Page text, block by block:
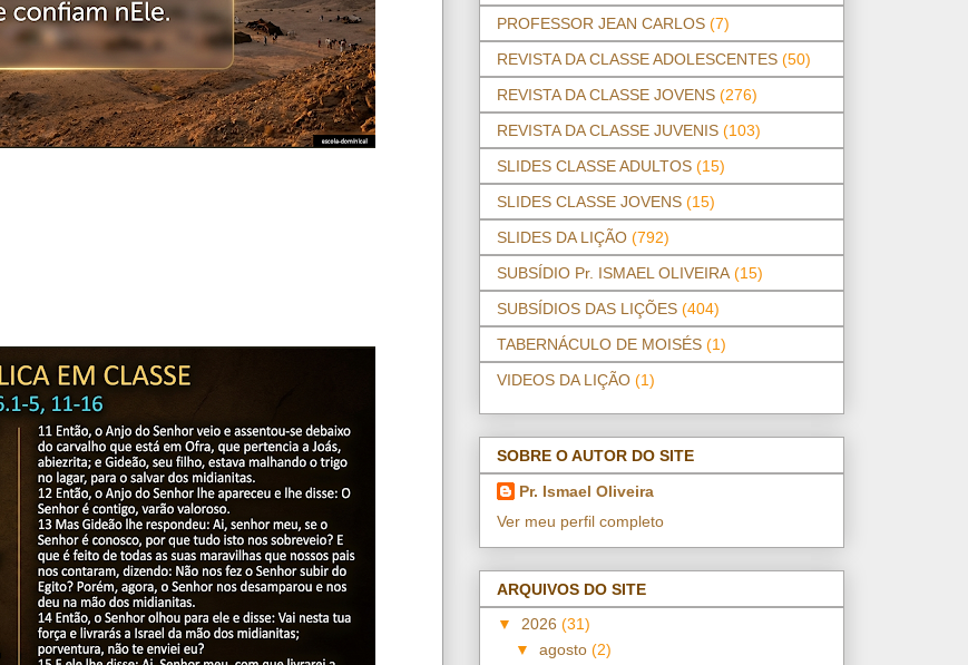
PROFESSOR JEAN CARLOS (7)
REVISTA DA CLASSE ADOLESCENTES (50)
REVISTA DA CLASSE JOVENS (276)
REVISTA DA CLASSE JUVENIS (103)
SLIDES CLASSE ADULTOS (15)
SLIDES CLASSE JOVENS (15)
SLIDES DA LIÇÃO (792)
SUBSÍDIO Pr. ISMAEL OLIVEIRA (15)
SUBSÍDIOS DAS LIÇÕES (404)
TABERNÁCULO DE MOISÉS (1)
VIDEOS DA LIÇÃO (1)
SOBRE O AUTOR DO SITE
Pr. Ismael Oliveira
Ver meu perfil completo
ARQUIVOS DO SITE
▼ 2026 (31)
▼agosto(2)